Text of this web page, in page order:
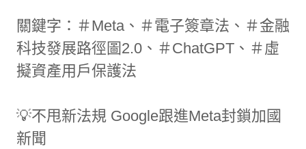
關鍵字：＃Meta、＃電子簽章法、＃金融
科技發展路徑圖2.0、＃ChatGPT、＃虛
擬資產用戶保護法
💡不甩新法規 Google跟進Meta封鎖加國
新聞